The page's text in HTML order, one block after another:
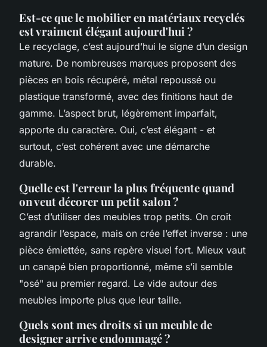
Est-ce que le mobilier en matériaux recyclés
est vraiment élégant aujourd'hui ?
Le recyclage, c’est aujourd’hui le signe d’un design
mature. De nombreuses marques proposent des
pièces en bois récupéré, métal repoussé ou
plastique transformé, avec des finitions haut de
gamme. L’aspect brut, légèrement imparfait,
apporte du caractère. Oui, c’est élégant - et
surtout, c’est cohérent avec une démarche
durable.
Quelle est l'erreur la plus fréquente quand
on veut décorer un petit salon ?
C’est d’utiliser des meubles trop petits. On croit
agrandir l’espace, mais on crée l’effet inverse : une
pièce émiettée, sans repère visuel fort. Mieux vaut
un canapé bien proportionné, même s’il semble
"osé" au premier regard. Le vide autour des
meubles importe plus que leur taille.
Quels sont mes droits si un meuble de
designer arrive endommagé ?